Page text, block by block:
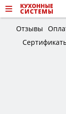
Отзывы